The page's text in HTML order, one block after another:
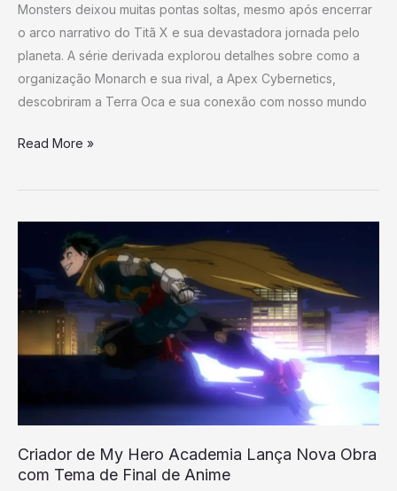
Monsters deixou muitas pontas soltas, mesmo após encerrar
o arco narrativo do Titã X e sua devastadora jornada pelo
planeta. A série derivada explorou detalhes sobre como a
organização Monarch e sua rival, a Apex Cybernetics,
descobriram a Terra Oca e sua conexão com nosso mundo
do
spin-
off
do
Monsterverse
Read More »
Criador de My Hero Academia Lança Nova Obra
com Tema de Final de Anime
Hero
Academia
Lança
de
Final